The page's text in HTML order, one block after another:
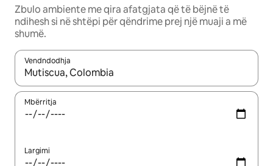
Zbulo ambiente me qira afatgjata që të bëjnë të
ndihesh si në shtëpi për qëndrime prej një muaji a më
shumë.
Vendndodhja
Kur rezultatet të jenë të disponueshme, lëviz me butonat e
Mbërritja
Largimi